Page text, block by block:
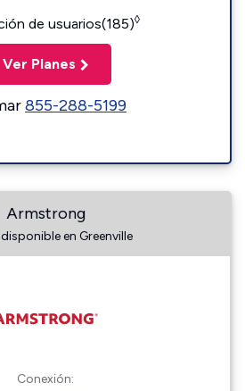
de usuarios(185)◊
Ver Planes
855-288-5199
Armstrong
en Greenville
Conexión: